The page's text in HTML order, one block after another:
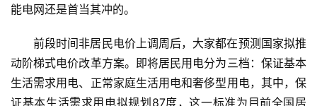
能电网还是首当其冲的。
前段时间非居民电价上调周后，大家都在预测国家拟推
动阶梯式电价改革方案。即将居民用电分为三档：保证基本
生活需求用电、正常家庭生活用电和奢侈型用电，其中，保
证基本生活需求用电拟规划87度，这一标准为目前全国居